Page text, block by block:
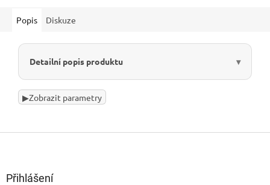
Popis Diskuze
Detailní popis produktu
▶Zobrazit parametry
Přihlášení